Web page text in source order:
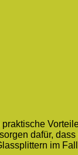
dafür,
im